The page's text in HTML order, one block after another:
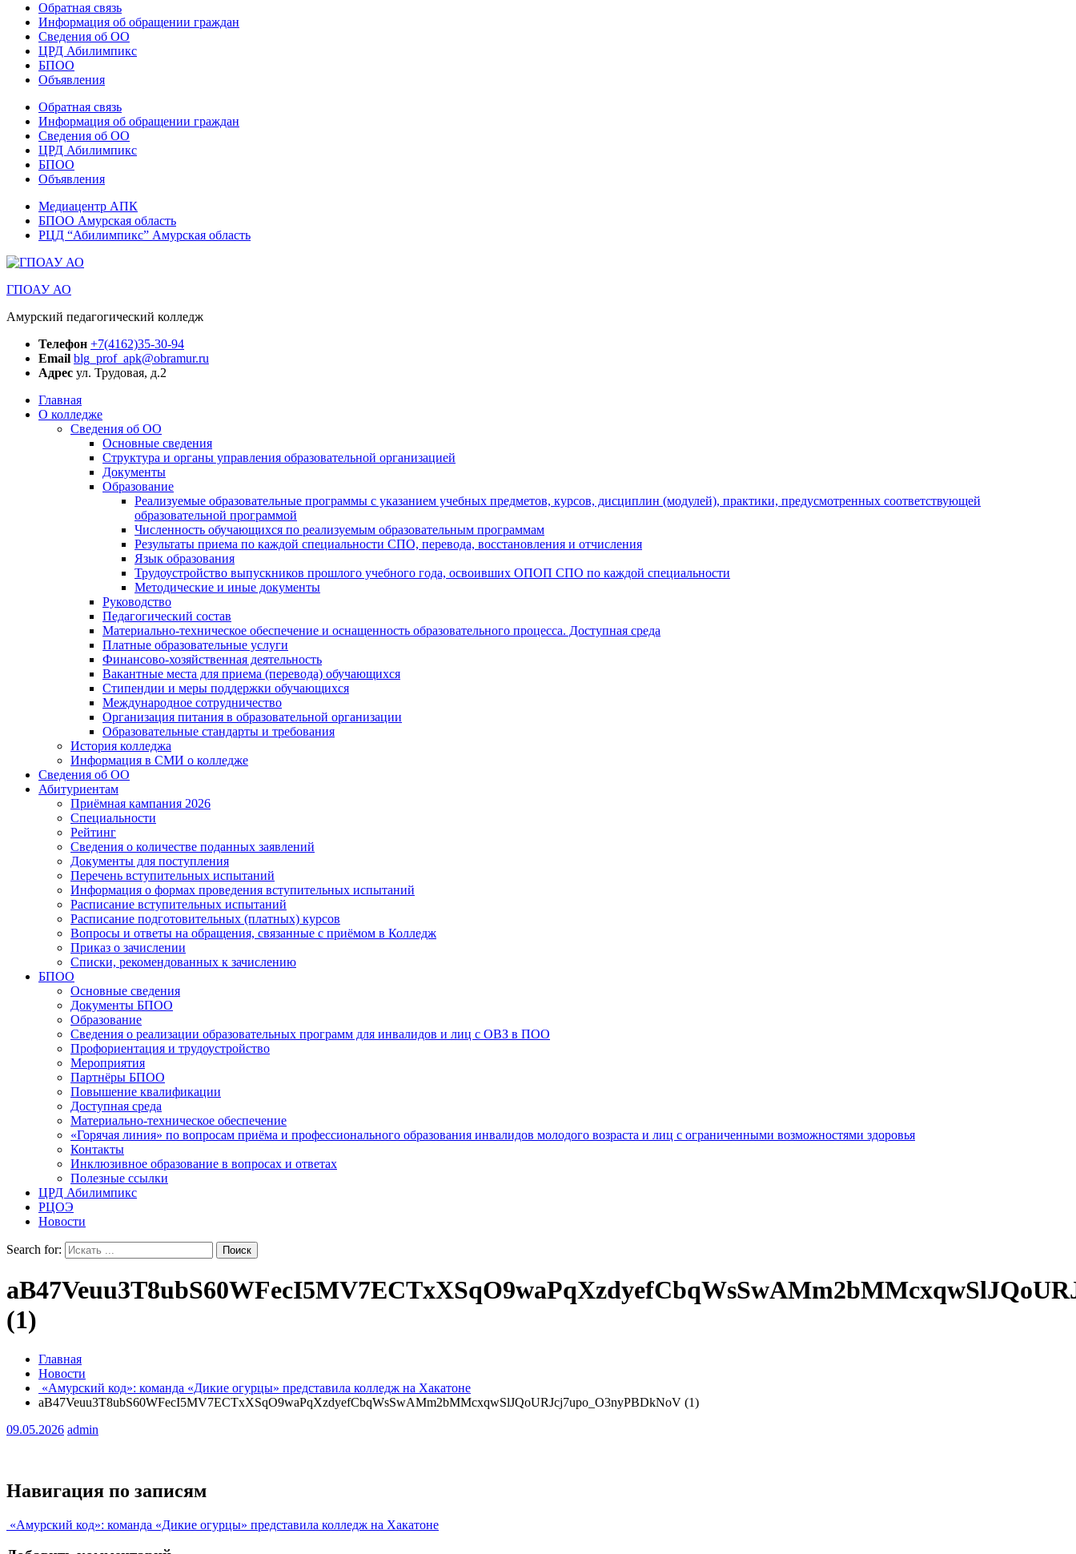
Обратная связь
Информация об обращении граждан
Сведения об ОО
ЦРД Абилимпикс
БПОО
Объявления
Обратная связь
Информация об обращении граждан
Сведения об ОО
ЦРД Абилимпикс
БПОО
Объявления
Медиацентр АПК
БПОО Амурская область
РЦД “Абилимпикс” Амурская область
ГПОАУ АО
Амурский педагогический колледж
Телефон +7(4162)35-30-94
Email blg_prof_apk@obramur.ru
Адрес ул. Трудовая, д.2
Главная
О колледже
Сведения об ОО
Основные сведения
Структура и органы управления образовательной организацией
Документы
Образование
Реализуемые образовательные программы с указанием учебных предметов, курсов, дисциплин (модулей), практики, предусмотренных соответствующей
образовательной программой
Численность обучающихся по реализуемым образовательным программам
Результаты приема по каждой специальности СПО, перевода, восстановления и отчисления
Язык образования
Трудоустройство выпускников прошлого учебного года, освоивших ОПОП СПО по каждой специальности
Методические и иные документы
Руководство
Педагогический состав
Материально-техническое обеспечение и оснащенность образовательного процесса. Доступная среда
Платные образовательные услуги
Финансово-хозяйственная деятельность
Вакантные места для приема (перевода) обучающихся
Стипендии и меры поддержки обучающихся
Международное сотрудничество
Организация питания в образовательной организации
Образовательные стандарты и требования
История колледжа
Информация в СМИ о колледже
Сведения об ОО
Абитуриентам
Приёмная кампания 2026
Специальности
Рейтинг
Сведения о количестве поданных заявлений
Документы для поступления
Перечень вступительных испытаний
Информация о формах проведения вступительных испытаний
Расписание вступительных испытаний
Расписание подготовительных (платных) курсов
Вопросы и ответы на обращения, связанные с приёмом в Колледж
Приказ о зачислении
Списки, рекомендованных к зачислению
БПОО
Основные сведения
Документы БПОО
Образование
Сведения о реализации образовательных программ для инвалидов и лиц с ОВЗ в ПОО
Профориентация и трудоустройство
Мероприятия
Партнёры БПОО
Повышение квалификации
Доступная среда
Материально-техническое обеспечение
«Горячая линия» по вопросам приёма и профессионального образования инвалидов молодого возраста и лиц с ограниченными возможностями здоровья
Контакты
Инклюзивное образование в вопросах и ответах
Полезные ссылки
ЦРД Абилимпикс
РЦОЭ
Новости
Search for:
(1)
Главная
Новости
«Амурский код»: команда «Дикие огурцы» представила колледж на Хакатоне
aB47Veuu3T8ubS60WFecI5MV7ECTxXSqO9waPqXzdyefCbqWsSwAMm2bMMcxqwSlJQoURJcj7upo_O3nyPBDkNoV (1)
09.05.2026 admin
Навигация по записям
«Амурский код»: команда «Дикие огурцы» представила колледж на Хакатоне